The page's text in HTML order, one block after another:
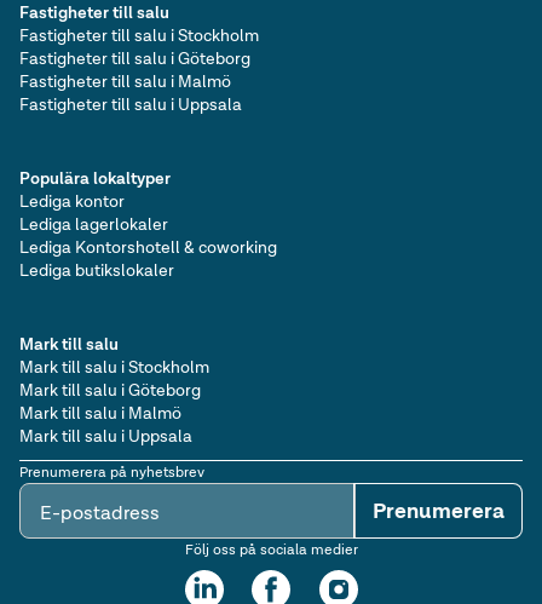
Populära lokaltyper
Lediga kontor
Lediga lagerlokaler
Lediga Kontorshotell & coworking
Lediga butikslokaler
Fastigheter till salu
Fastigheter till salu i Stockholm
Fastigheter till salu i Göteborg
Fastigheter till salu i Malmö
Fastigheter till salu i Uppsala
Mark till salu
Mark till salu i Stockholm
Mark till salu i Göteborg
Mark till salu i Malmö
Mark till salu i Uppsala
Prenumerera på nyhetsbrev
E-postadress Prenumerera
Följ oss på sociala medier